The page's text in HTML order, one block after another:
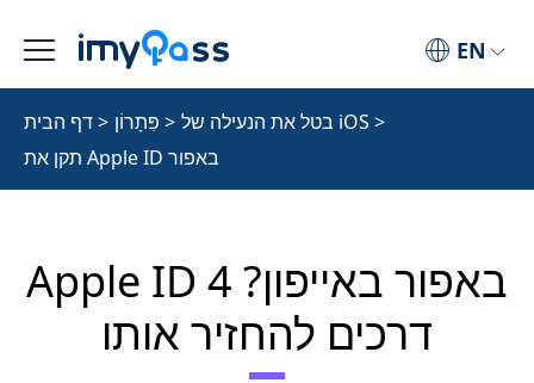
EN
דף הבית> פִּתָרוֹן > בטל את הנעילה של iOS >
תקן את Apple ID באפור
Apple ID באפור באייפון? 4
דרכים להחזיר אותו